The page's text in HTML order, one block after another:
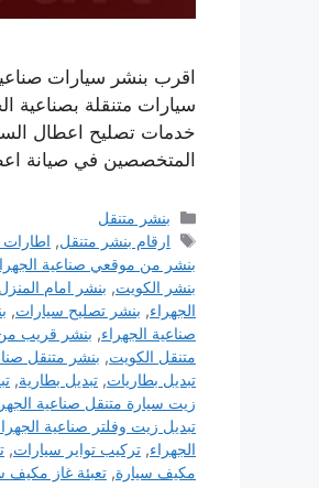
اقرب بنشر سيارات
خدمات تصليح اعطال
المتخصصين في صيانة
التصنيفات
بنشر متنقل
الوسوم
ارقام بنشر متنقل, اطارات
بنشر من موقعي صناعية
بنشر الكويت, بنشر امام المنزل
الجهراء, بنشر تصليح سيارات,
صناعية الجهراء, بنشر قريب
متنقل الكويت, بنشر متنقل
تبديل بطاريات, تبديل بطارية,
زيت سيارة متنقل صناعية
تبديل زيت وفلتر صناعية
الجهراء, تركيب تواير سيارات,
مكيف سيارة, تعبئة غاز مكيف